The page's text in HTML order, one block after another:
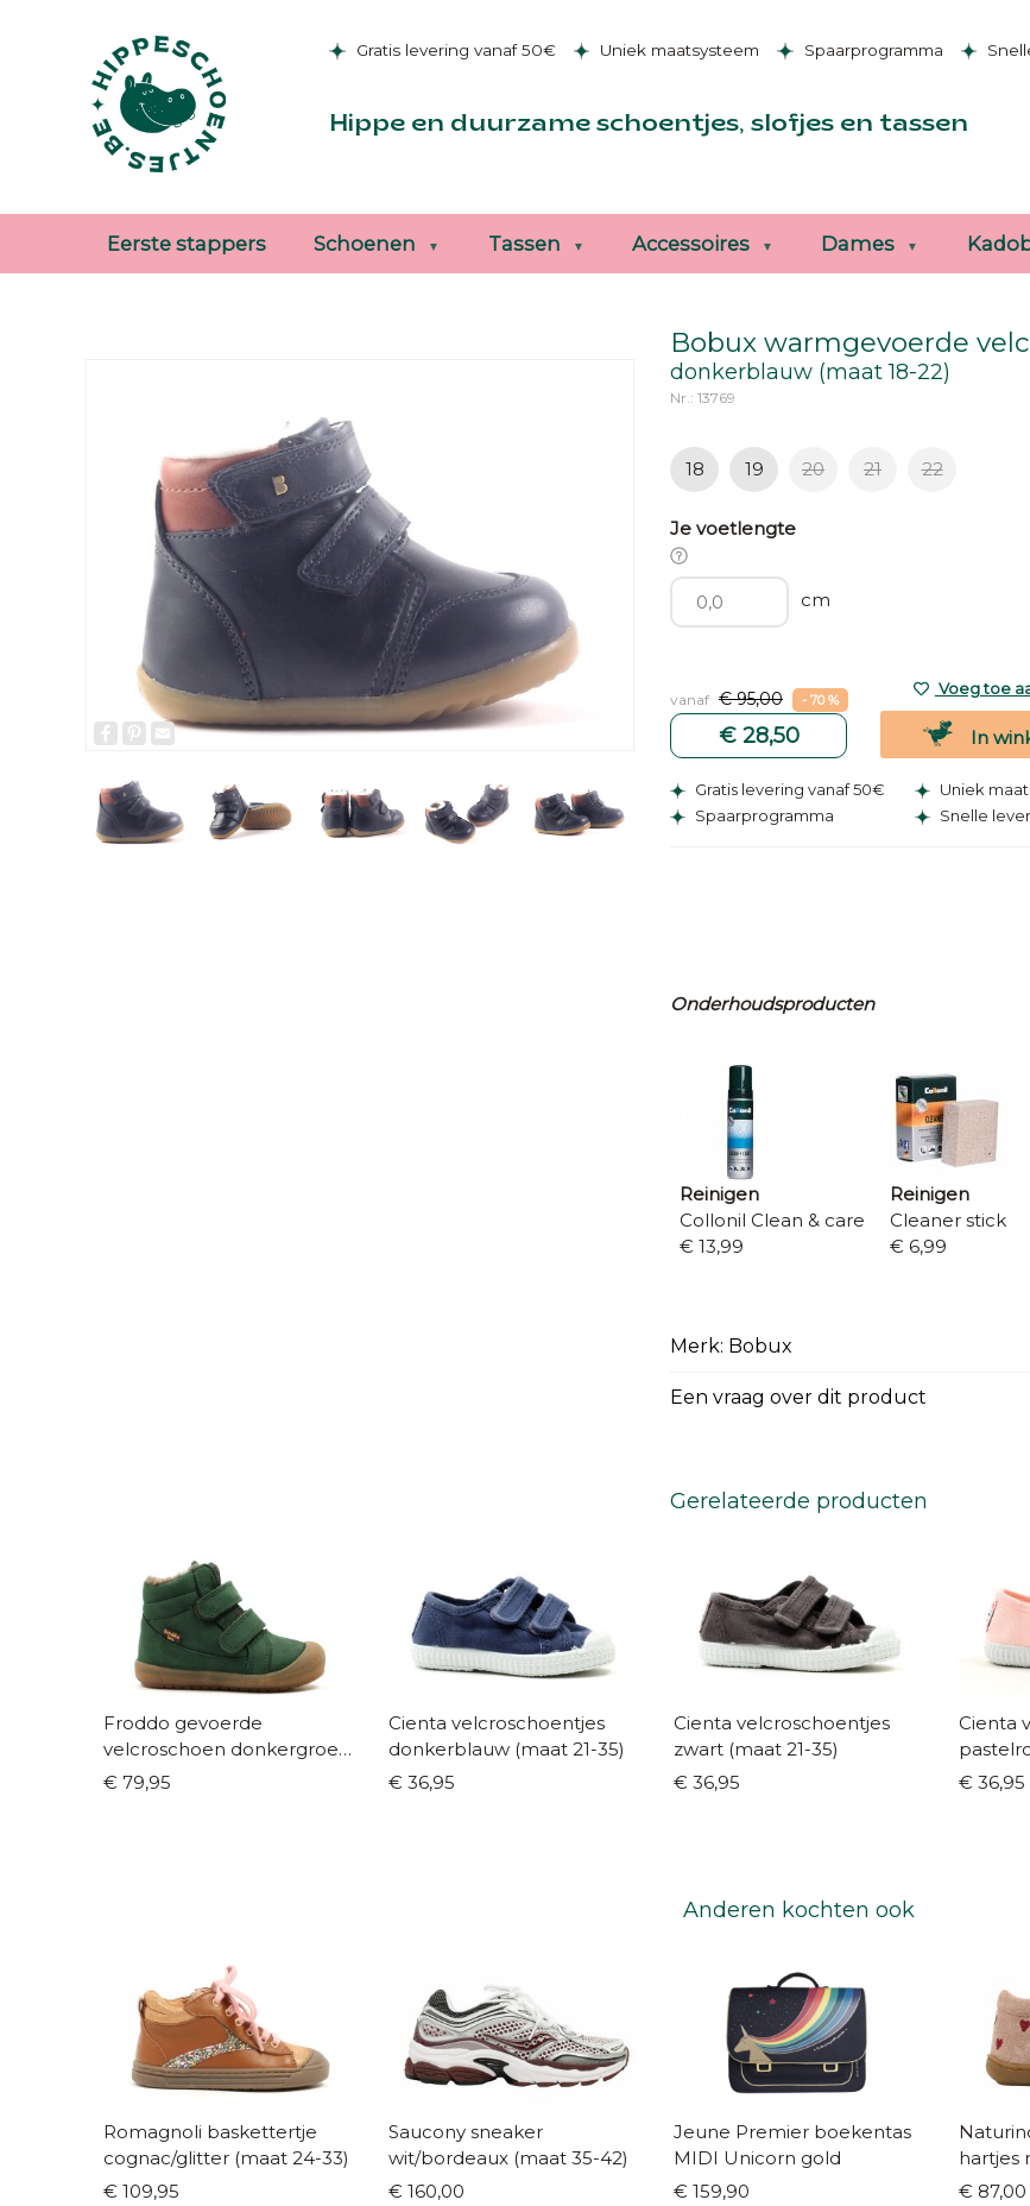
Gratis levering vanaf 50€ Uniek maatsysteem Spaarprogramma
Hippe en duurzame schoentjes, slofjes en tassen
Eerste stappers Schoenen Tassen Accessoires Dames
Bobux warmgevoerde
Facebook
Pinterest
Email
donkerblauw (maat 18-22)
Nr.: 13769
18 19 20 21 22
Je voetlengte
cm
vanaf € 95,00 - 70 %
€ 28,50
Voeg toe
In
Gratis levering vanaf 50€
Uniek
Spaarprogramma
Snelle
Onderhoudsproducten
Reinigen
Collonil Clean & care
€ 13,99
Reinigen
Cleaner stick
€ 6,99
Merk: Bobux
Een vraag over dit product
Gerelateerde producten
Froddo gevoerde
velcroschoen donkergroen
gevoerd (maat 22-26)
€ 79,95
Cienta velcroschoentjes
donkerblauw (maat 21-35)
€ 36,95
Cienta velcroschoentjes
zwart (maat 21-35)
€ 36,95
Cienta
€ 36,95
Anderen kochten ook
Romagnoli baskettertje
cognac/glitter (maat 24-33)
€ 109,95
Saucony sneaker
wit/bordeaux (maat 35-42)
€ 160,00
Jeune Premier boekentas
MIDI Unicorn gold
€ 159,90
hartjes
€ 87,00